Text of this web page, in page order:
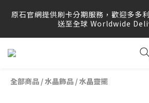
原石官網提供刷卡分期服務，歡迎多多
送至全球 Worldwide
原石官網提供刷卡分期服務，歡迎多多
送至全球 Worldwide
原石官網不會主動寄信要求顧客提供任
額或付款，請勿點選任何不明連結，若
全部商品 /水晶飾品 /水晶靈擺